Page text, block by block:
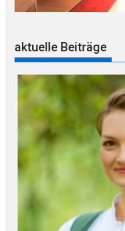
aktuelle Beiträge